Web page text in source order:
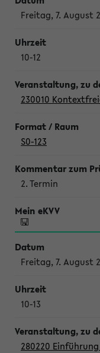
Freitag, 7. August
10-12
230010
S0-123
2. Termin
Freitag, 7. August
10-13
280220